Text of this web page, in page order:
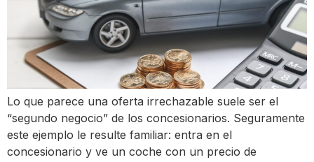
Lo que parece una oferta irrechazable suele ser el
“segundo negocio” de los concesionarios. Seguramente
este ejemplo le resulte familiar: entra en el
concesionario y ve un coche con un precio de